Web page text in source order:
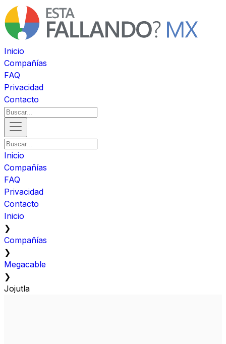
Inicio
Compañías
FAQ
Privacidad
Contacto
Inicio
Compañías
FAQ
Privacidad
Contacto
Inicio
❯
Compañías
❯
Megacable
❯
Jojutla